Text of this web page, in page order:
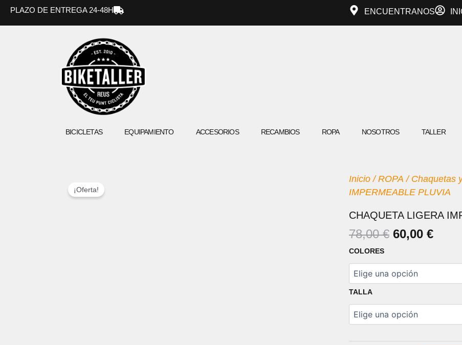
PLAZO DE ENTREGA 24-48H ENCUENTRANOS
BICICLETAS EQUIPAMIENTO ACCESORIOS RECAMBIOS ROPA NOSOTROS TALLER
¡Oferta!
Inicio /ROPA / Chaquetas
IMPERMEABLE PLUVIA
CHAQUETA LIGERA
78,00€ EL
ORIGINAL
ERA:
78,00 €.
60,00 €EL
COLORES
TALLA
CHAQUETA
PLUVIA
cantidad